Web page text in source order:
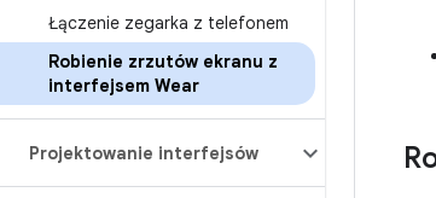
Łączenie zegarka z telefonem
Robienie zrzutów ekranu z
interfejsem Wear
Projektowanie interfejsów